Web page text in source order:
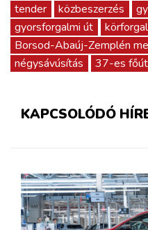
tender
közbeszerzés
gyorsforgalmi út
Borsod-Abaúj-Zemplén
négysávúsítás
37-es főút
KAPCSOLÓDÓ